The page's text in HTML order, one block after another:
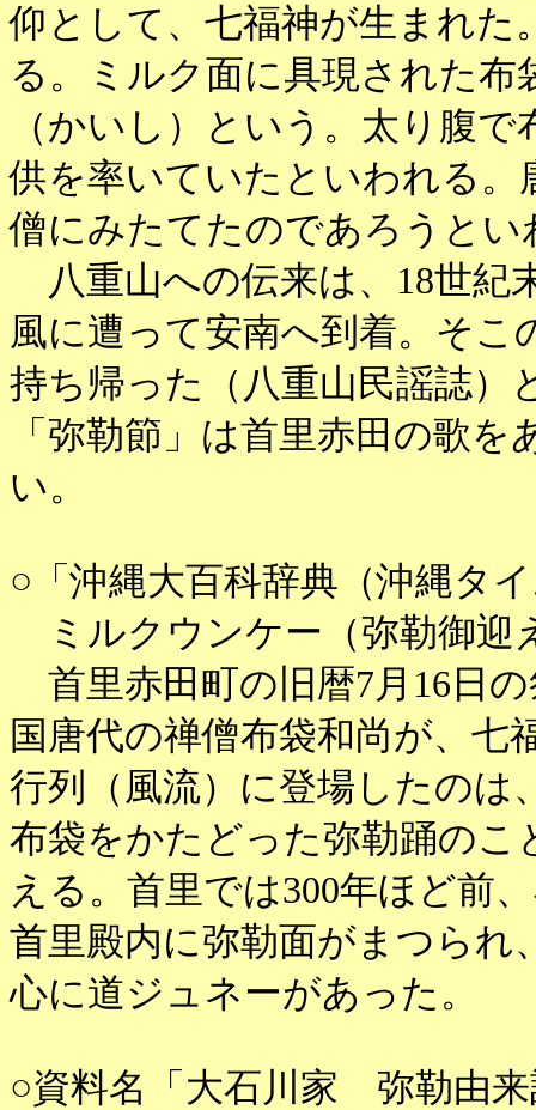
仰として、七福神が生まれた
る。ミルク面に具現された布
（かいし）という。太り腹
供を率いていたといわれる。
僧にみたてたのであろうとい
八重山への伝来は、18世紀
風に遭って安南へ到着。そ
持ち帰った（八重山民謡誌）
「弥勒節」は首里赤田の歌
い。
○「沖縄大百科辞典（沖縄タ
ミルクウンケー（弥勒御迎
首里赤田町の旧暦7月16日
国唐代の禅僧布袋和尚が、七
行列（風流）に登場したのは
布袋をかたどった弥勒踊のこ
える。首里では300年ほど前
首里殿内に弥勒面がまつられ
心に道ジュネーがあった。
○資料名「大石川家 弥勒由